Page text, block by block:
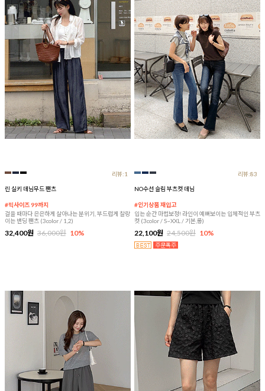
리뷰:1
린 실키 데님무드 팬츠
#빅사이즈 99까지
걸을 때마다 은은하게 살아나는 분위기, 부드럽게 찰랑
이는 밴딩 팬츠 (3color / 1,2)
32,400원 36,000원 10%
리뷰:83
NO수선 슬림 부츠컷 데님
#인기상품 재입고
입는 순간 마법보정! 라인이 예뻐보이는 입체적인 부츠
컷 (3color / S~XXL / 기본,롱)
22,100원 24,500원 10%